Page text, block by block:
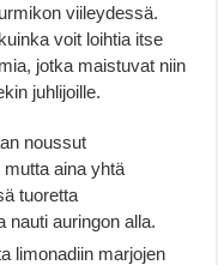
viileydessä.
voit loihtia itse
jotka maistuvat niin
juhlijoille.
noussut
aina yhtä
tuoretta
nauti auringon alla.
limonadiin marjojen